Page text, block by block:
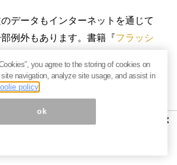
データもインターネットを通じて
例外もあります。書籍『フラッシ
も世の中にはいます）、レートの
らかのタイムラグ
されたレートは、ボストンにはす
×
you agree to the storing of cookies on
navigation, analyze site usage, and assist in
policy
ok